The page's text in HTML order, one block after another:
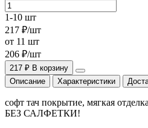
1-10 шт
217 ₽/шт
от 11 шт
206 ₽/шт
217 ₽ В корзину
Описание
Характеристики
софт тач покрытие, мягкая
БЕЗ САЛФЕТКИ!